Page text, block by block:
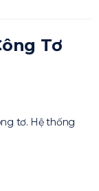
Tơ
tơ. Hệ thống